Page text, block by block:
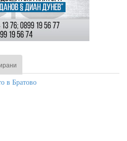
в Братово